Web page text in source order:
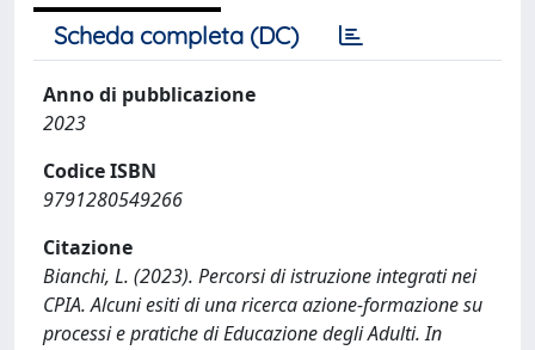
Scheda completa (DC)
Anno di pubblicazione
2023
Codice ISBN
9791280549266
Citazione
Bianchi, L. (2023). Percorsi di istruzione integrati nei
CPIA. Alcuni esiti di una ricerca azione-formazione su
processi e pratiche di Educazione degli Adulti. In